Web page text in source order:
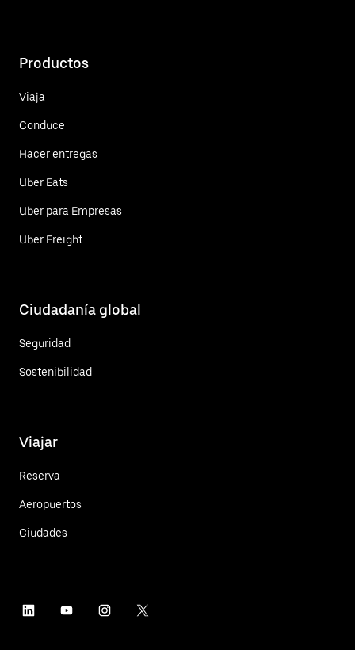
Productos
Viaja
Conduce
Hacer entregas
Uber Eats
Uber para Empresas
Uber Freight
Ciudadanía global
Seguridad
Sostenibilidad
Viajar
Reserva
Aeropuertos
Ciudades